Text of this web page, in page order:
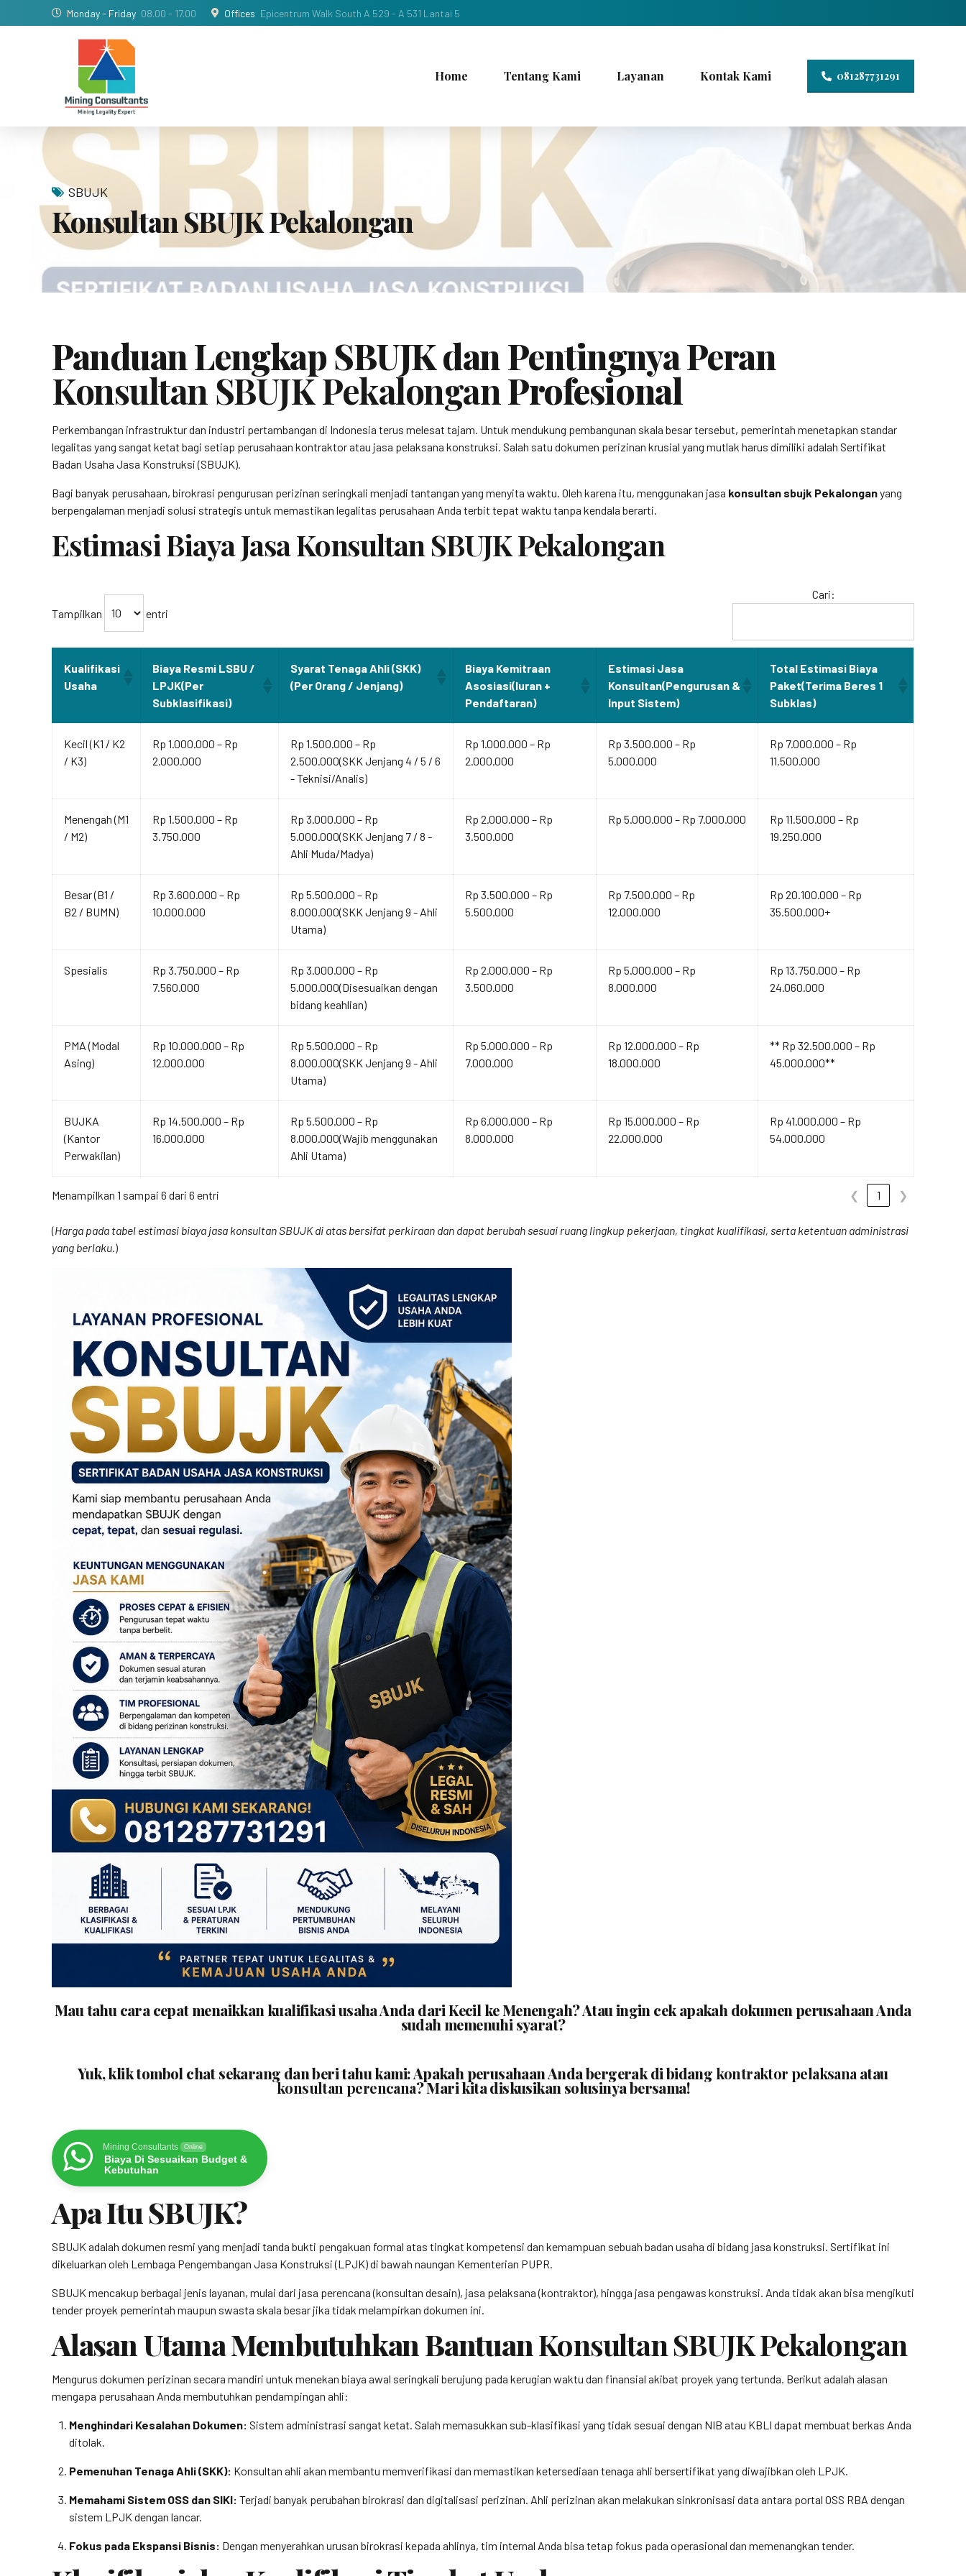
Monday - Friday 08.00 - 17.00 Offices Epicentrum Walk South A 529 - A 531 Lantai 5
081287731291
Home Tentang Kami Layanan Kontak Kami
SBUJK
Konsultan SBUJK Pekalongan
Panduan Lengkap SBUJK dan Pentingnya Peran
Konsultan SBUJK PekalonganProfesional
Perkembangan infrastruktur dan industri pertambangan di Indonesia terus melesat tajam. Untuk mendukung pembangunan skala besar tersebut, pemerintah menetapkan standar
legalitas yang sangat ketat bagi setiap perusahaan kontraktor atau jasa pelaksana konstruksi. Salah satu dokumen perizinan krusial yang mutlak harus dimiliki adalah Sertifikat
Badan Usaha Jasa Konstruksi (SBUJK).
Bagi banyak perusahaan, birokrasi pengurusan perizinan seringkali menjadi tantangan yang menyita waktu. Oleh karena itu, menggunakan jasa konsultan sbujk Pekalonganyang
berpengalaman menjadi solusi strategis untuk memastikan legalitas perusahaan Anda terbit tepat waktu tanpa kendala berarti.
Estimasi Biaya Jasa Konsultan SBUJK Pekalongan
Tampilkan entri
Cari:
Kualifikasi
Usaha
Biaya Resmi LSBU /
LPJK(Per
Subklasifikasi)
Syarat Tenaga Ahli (SKK)
(Per Orang / Jenjang)
Biaya Kemitraan
Asosiasi(Iuran +
Pendaftaran)
Estimasi Jasa
Konsultan(Pengurusan &
Input Sistem)
Total Estimasi Biaya
Paket(Terima Beres 1
Subklas)
Kecil (K1 / K2
/ K3)
Rp 1.000.000 – Rp
2.000.000
Rp 1.500.000 – Rp
2.500.000(SKK Jenjang 4 / 5 / 6
- Teknisi/Analis)
Rp 1.000.000 – Rp
2.000.000
Rp 3.500.000 – Rp
5.000.000
Rp 7.000.000 – Rp
11.500.000
Menengah (M1
/ M2)
Rp 1.500.000 – Rp
3.750.000
Rp 3.000.000 – Rp
5.000.000(SKK Jenjang 7 / 8 -
Ahli Muda/Madya)
Rp 2.000.000 – Rp
3.500.000
Rp 5.000.000 – Rp 7.000.000
Rp 11.500.000 – Rp
19.250.000
Besar (B1 /
B2 / BUMN)
Rp 3.600.000 – Rp
10.000.000
Rp 5.500.000 – Rp
8.000.000(SKK Jenjang 9 - Ahli
Utama)
Rp 3.500.000 – Rp
5.500.000
Rp 7.500.000 – Rp
12.000.000
Rp 20.100.000 – Rp
35.500.000+
Spesialis
Rp 3.750.000 – Rp
7.560.000
Rp 3.000.000 – Rp
5.000.000(Disesuaikan dengan
bidang keahlian)
Rp 2.000.000 – Rp
3.500.000
Rp 5.000.000 – Rp
8.000.000
Rp 13.750.000 – Rp
24.060.000
PMA (Modal
Asing)
Rp 10.000.000 – Rp
12.000.000
Rp 5.500.000 – Rp
8.000.000(SKK Jenjang 9 - Ahli
Utama)
Rp 5.000.000 – Rp
7.000.000
Rp 12.000.000 – Rp
18.000.000
** Rp 32.500.000 – Rp
45.000.000**
BUJKA
(Kantor
Perwakilan)
Rp 14.500.000 – Rp
16.000.000
Rp 5.500.000 – Rp
8.000.000(Wajib menggunakan
Ahli Utama)
Rp 6.000.000 – Rp
8.000.000
Rp 15.000.000 – Rp
22.000.000
Rp 41.000.000 – Rp
54.000.000
Menampilkan 1 sampai 6 dari 6 entri ❮ 1 ❯
(Harga pada tabel estimasi biaya jasa konsultan SBUJK di atas bersifat perkiraan dan dapat berubah sesuai ruang lingkup pekerjaan, tingkat kualifikasi, serta ketentuan administrasi
yang berlaku.)
Mau tahu cara cepat menaikkan kualifikasi usaha Anda dari Kecil ke Menengah? Atau ingin cek apakah dokumen perusahaan Anda
sudah memenuhi syarat?
Yuk, klik tombol chat sekarang dan beri tahu kami: Apakah perusahaan Anda bergerak di bidangkontraktor pelaksana atau
konsultan perencana? Mari kita diskusikan solusinya bersama!
Mining Consultants Online
Biaya Di Sesuaikan Budget &
Kebutuhan
Apa Itu SBUJK?
SBUJK adalah dokumen resmi yang menjadi tanda bukti pengakuan formal atas tingkat kompetensi dan kemampuan sebuah badan usaha di bidang jasa konstruksi. Sertifikat ini
dikeluarkan oleh Lembaga Pengembangan Jasa Konstruksi (LPJK) di bawah naungan Kementerian PUPR.
SBUJK mencakup berbagai jenis layanan, mulai dari jasa perencana (konsultan desain), jasa pelaksana (kontraktor), hingga jasa pengawas konstruksi. Anda tidak akan bisa mengikuti
tender proyek pemerintah maupun swasta skala besar jika tidak melampirkan dokumen ini.
Alasan Utama Membutuhkan BantuanKonsultan SBUJK Pekalongan
Mengurus dokumen perizinan secara mandiri untuk menekan biaya awal seringkali berujung pada kerugian waktu dan finansial akibat proyek yang tertunda. Berikut adalah alasan
mengapa perusahaan Anda membutuhkan pendampingan ahli:
Menghindari Kesalahan Dokumen: Sistem administrasi sangat ketat. Salah memasukkan sub-klasifikasi yang tidak sesuai dengan NIB atau KBLI dapat membuat berkas Anda
ditolak.
Pemenuhan Tenaga Ahli (SKK): Konsultan ahli akan membantu memverifikasi dan memastikan ketersediaan tenaga ahli bersertifikat yang diwajibkan oleh LPJK.
Memahami Sistem OSS dan SIKI: Terjadi banyak perubahan birokrasi dan digitalisasi perizinan. Ahli perizinan akan melakukan sinkronisasi data antara portal OSS RBA dengan
sistem LPJK dengan lancar.
Fokus pada Ekspansi Bisnis: Dengan menyerahkan urusan birokrasi kepada ahlinya, tim internal Anda bisa tetap fokus pada operasional dan memenangkan tender.